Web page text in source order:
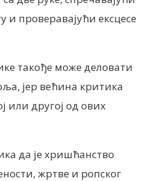
и проверавајући ексцесе
такође може деловати
јер већина критика
или другој од ових
да је хришћанство
жртве и ропског